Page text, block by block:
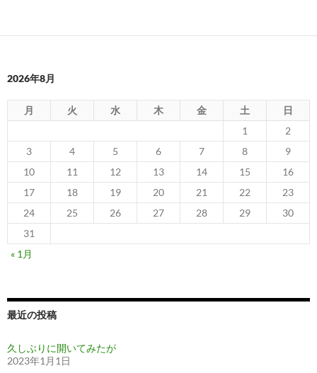
2026年8月
月 火 水 木 金 土
日
1
2
3
4 5 6 7 8
9
10
11 12 13 14 15
16
17
18 19 20 21 22
23
24
25 26 27 28 29
30
31
« 1月
最近の投稿
久しぶりに開いてみたが
2023年1月1日